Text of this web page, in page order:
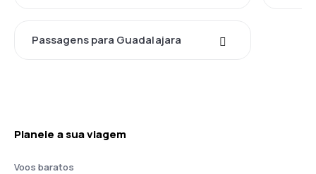
Passagens para Guadalajara
Planeie a sua viagem
Voos baratos